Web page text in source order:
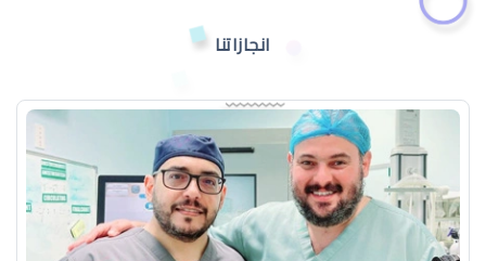
انجازاتنا